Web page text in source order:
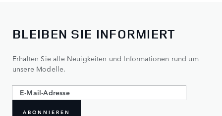
BLEIBEN SIE INFORMIERT
Erhalten Sie alle Neuigkeiten und Informationen rund um
unsere Modelle.
ABONNIEREN